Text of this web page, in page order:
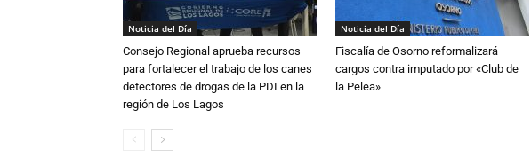
Noticia del Día
Consejo Regional aprueba recursos
para fortalecer el trabajo de los canes
detectores de drogas de la PDI en la
región de Los Lagos
Noticia del Día
Fiscalía de Osorno reformalizará
cargos contra imputado por «Club de
la Pelea»